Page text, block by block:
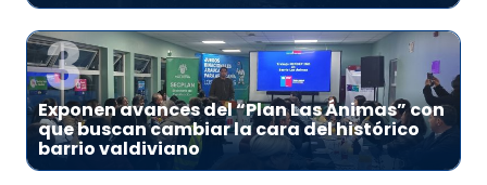
3
Exponen avances del “Plan Las Ánimas” con
que buscan cambiar la cara del histórico
barrio valdiviano